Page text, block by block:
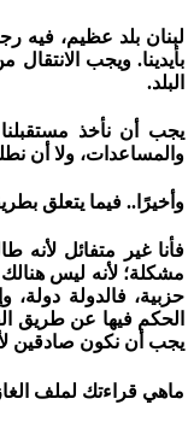
لبنان بلد عظيم، فيه
بأيدينا. ويجب
البلد.
يجب أن نأخذ
والمساعدات، ولا أن
وأخيرًا.. فيما يتعلق
فأنا غير متفائل لأنه
مشكلة؛ لأنه ليس
حزبية، فالدولة دولة،
الحكم فيها عن طريق
يجب أن نكون صادقين
ماهي قراءتك لملف